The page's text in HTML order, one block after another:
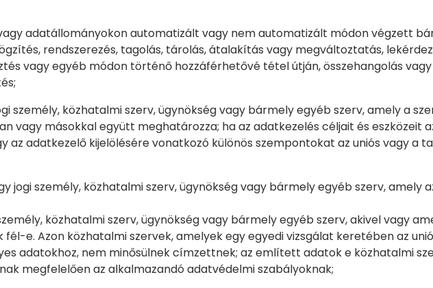
adatállományokon automatizált vagy nem automatizált módon végzett
rendszerezés, tagolás, tárolás, átalakítás vagy megváltoztatás,
vagy egyéb módon történő hozzáférhetővé tétel útján, összehangolás
személy, közhatalmi szerv, ügynökség vagy bármely egyéb szerv, amely a
vagy másokkal együtt meghatározza; ha az adatkezelés céljait és eszközeit
az adatkezelő kijelölésére vonatkozó különös szempontokat az uniós vagy a
jogi személy, közhatalmi szerv, ügynökség vagy bármely egyéb szerv, amely
közhatalmi szerv, ügynökség vagy bármely egyéb szerv, akivel vagy
e. Azon közhatalmi szervek, amelyek egy egyedi vizsgálat keretében az
adatokhoz, nem minősülnek címzettnek; az említett adatok e közhatalmi
megfelelően az alkalmazandó adatvédelmi szabályoknak;